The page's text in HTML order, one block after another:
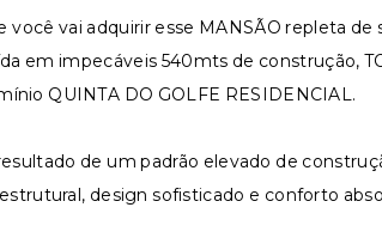
vai adquirir esse MANSÃO repleta de
em impecáveis 540mts de construção,
QUINTA DO GOLFE RESIDENCIAL.
de um padrão elevado de
design sofisticado e conforto